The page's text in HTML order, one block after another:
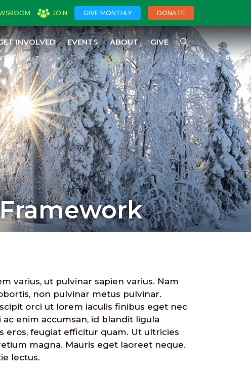
JOIN GIVE MONTHLY DONATE
INVOLVED EVENTS ABOUT GIVE
varius, ut pulvinar sapien varius. Nam
non pulvinar metus pulvinar.
orci ut lorem iaculis finibus eget nec
enim accumsan, id blandit ligula
eros, feugiat efficitur quam. Ut ultricies
magna. Mauris eget laoreet neque.
lectus.